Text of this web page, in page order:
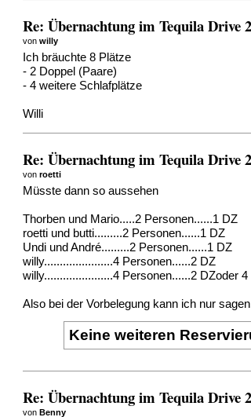
Re: Übernachtung im Tequila Drive
vonwilly
Ich bräuchte 8 Plätze
- 2 Doppel (Paare)
- 4 weitere Schlafplätze
Willi
Re: Übernachtung im Tequila Drive
vonroetti
Müsste dann so aussehen
Thorben und Mario.....2 Personen......1 DZ
roetti und butti.........2 Personen......1 DZ
Undi und André.........2 Personen......1 DZ
willy......................4 Personen......2 DZ
willy......................4 Personen......2 DZoder 4
Also bei der Vorbelegung kann ich nur
Keine weiteren
Re: Übernachtung im Tequila Drive
vonBenny